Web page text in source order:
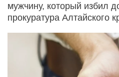
мужчину, который избил
прокуратура Алтайского